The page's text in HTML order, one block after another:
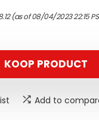
(as of 08/04/2023 22:15
KOOP PRODUCT
Add to